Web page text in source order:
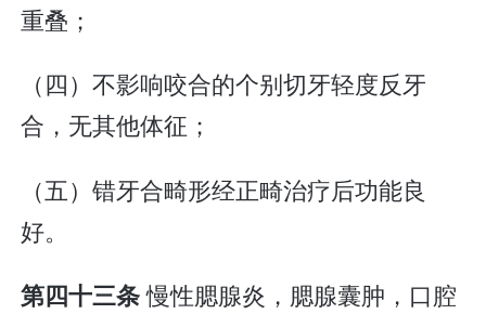
重叠；
（四）不影响咬合的个别切牙轻度反牙
合，无其他体征；
（五）错牙合畸形经正畸治疗后功能良
好。
第四十三条慢性腮腺炎，腮腺囊肿，口腔